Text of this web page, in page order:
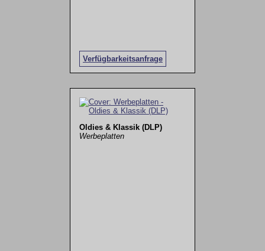
Verfügbarkeitsanfrage
Oldies & Klassik (DLP)
Werbeplatten